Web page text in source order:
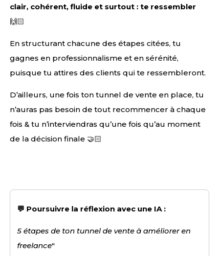
clair, cohérent, fluide et surtout : te ressembler
🙌🏻
En structurant chacune des étapes citées, tu
gagnes en professionnalisme et en sérénité,
puisque tu attires des clients qui te ressembleront.
D’ailleurs, une fois ton tunnel de vente en place, tu
n’auras pas besoin de tout recommencer à chaque
fois & tu n’interviendras qu’une fois qu’au moment
de la décision finale 🤝🏻
💬 Poursuivre la réflexion avec une IA :
5 étapes de ton tunnel de vente à améliorer en
freelance"